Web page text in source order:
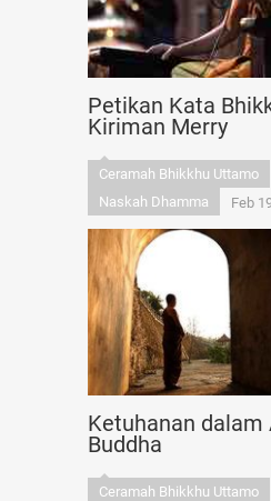
Petikan Kata
Kiriman Merry
Ceramah Bhikkhu Uttamo
Naskah Dhamma
Feb
Ketuhanan dalam
Buddha
Ceramah Bhikkhu Uttamo